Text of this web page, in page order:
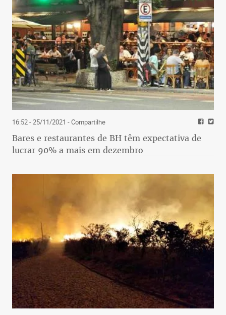
16:52 - 25/11/2021 - Compartilhe
Bares e restaurantes de BH têm expectativa de
lucrar 90% a mais em dezembro